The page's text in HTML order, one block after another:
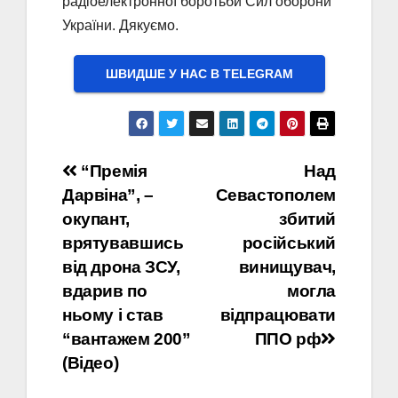
України. Дякуємо.
ШВИДШЕ У НАС В ТELEGRAM
Навігація
записів
Над
Севастополем
збитий
російський
винищувач,
могла
відпрацювати
ППО рф
“Премія
Дарвіна”, –
окупант,
врятувавшись
від дрона ЗСУ,
вдарив по
ньому і став
“вантажем 200”
(Відео)